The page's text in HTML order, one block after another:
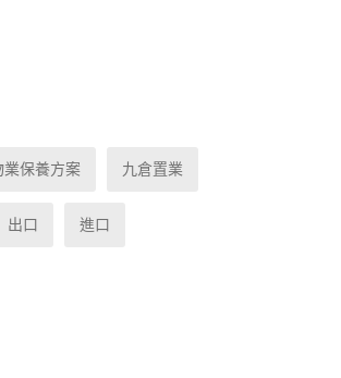
業保養方案 九倉置業
出口 進口